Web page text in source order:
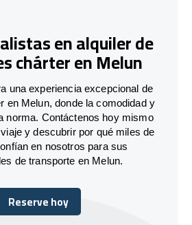
en alquiler de
chárter en Melun
una experiencia excepcional de
en Melun, donde la comodidad y
norma. Contáctenos hoy mismo
y descubrir por qué miles de
en nosotros para sus
de transporte en Melun.
Reserve hoy
Reserve hoy